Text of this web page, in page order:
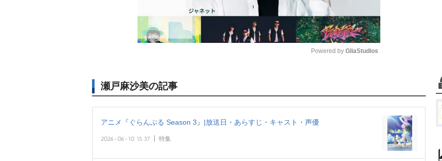
u
Powered by GliaStudios
瀬戸麻沙美の記事
アニメ『ぐらんぶる Season 3』|放送日・あらすじ・キャスト・声優
2026-06-10 15:37 特集